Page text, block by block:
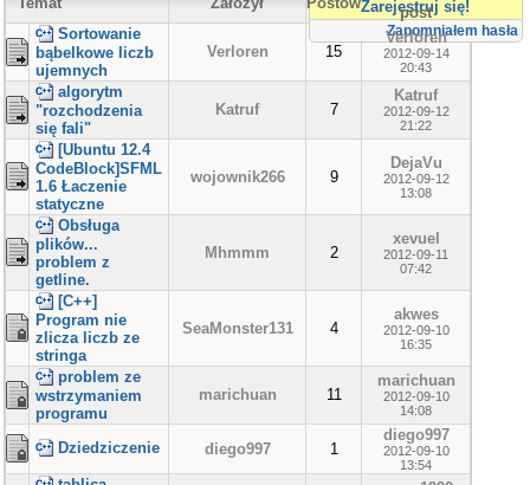
Zarejestruj się!
Zapomniałem hasła
post
Sortowanie
bąbelkowe liczb
ujemnych
Verloren 15
Verloren
2012-09-14
20:43
algorytm
"rozchodzenia
się fali"
Katruf 7
Katruf
2012-09-12
21:22
[Ubuntu 12.4
CodeBlock]SFML
1.6 Łaczenie
statyczne
wojownik266 9
DejaVu
2012-09-12
13:08
Obsługa
plików...
problem z
getline.
Mhmmm 2
xevuel
2012-09-11
07:42
[C++]
Program nie
zlicza liczb ze
stringa
SeaMonster131 4
akwes
2012-09-10
16:35
problem ze
wstrzymaniem
programu
marichuan 11
marichuan
2012-09-10
14:08
Dziedziczenie diego997 1
diego997
2012-09-10
13:54